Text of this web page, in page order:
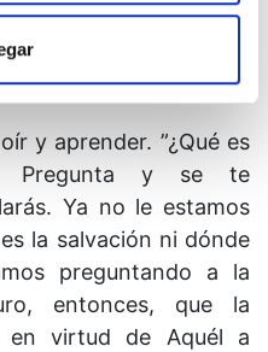
Su Voz. Hemos
para cubrirnos
oídos.
y aprender. ”¿Qué es
Pregunta y se te
Ya no le estamos
la salvación ni dónde
preguntando a la
entonces, que la
en virtud de Aquél a